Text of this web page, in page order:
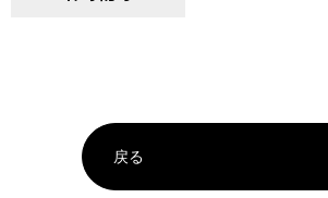
戻る